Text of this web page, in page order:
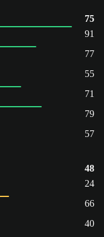
75
91
77
55
71
79
57
48
24
66
40